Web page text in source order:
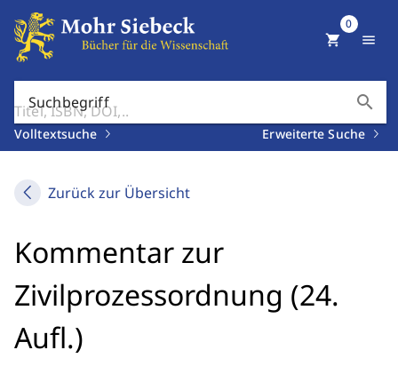
Suchbegriff search
Volltextsuche Erweiterte Suche
shopping_cart
0
menu
Zurück zur Übersicht
Kommentar zur
Zivilprozessordnung (24.
Aufl.)